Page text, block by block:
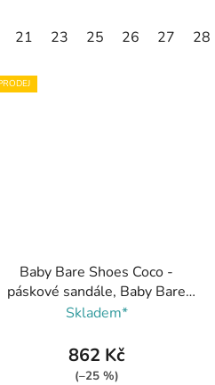
21 23 25 26 27 28
Baby Bare Shoes Coco -
páskové sandále, Baby Bare
Shoes
Skladem*
862 Kč
(–25 %)